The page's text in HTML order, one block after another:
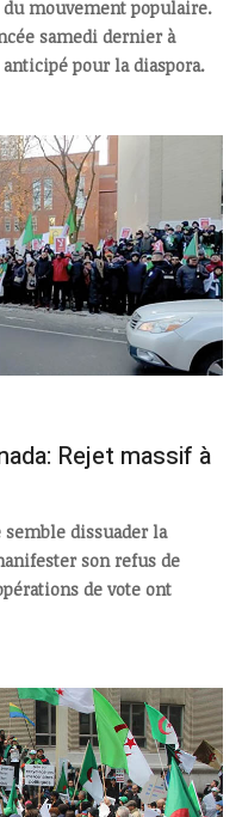
mouvement populaire.
samedi dernier à
pour la diaspora.
Rejet massif à
dissuader la
son refus de
de vote ont